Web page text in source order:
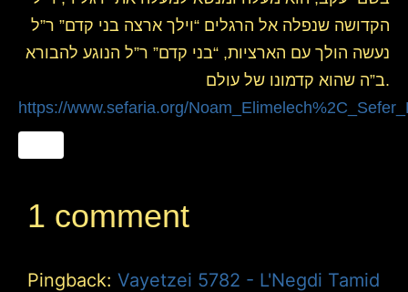
הקדושה שנפלה אל הרגלים “וילך ארצה בני קדם” ר”ל
נעשה הולך עם הארציות, “בני קדם” ר”ל הנוגע להבורא
ב”ה שהוא קדמונו של עולם.
https://www.sefaria.org/
1 comment
Pingback: Vayetzei 5782 - L'Negdi Tamid